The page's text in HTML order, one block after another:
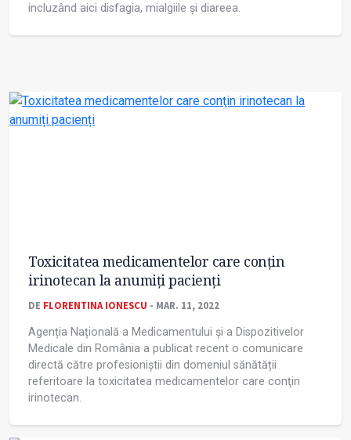
incluzând aici disfagia, mialgiile și diareea.
Toxicitatea medicamentelor care conţin
irinotecan la anumiți pacienți
DE FLORENTINA IONESCU - MAR. 11, 2022
Agenția Națională a Medicamentului și a Dispozitivelor
Medicale din România a publicat recent o comunicare
directă către profesioniștii din domeniul sănătății
referitoare la toxicitatea medicamentelor care conţin
irinotecan.